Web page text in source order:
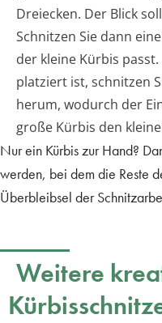
Dreiecken. Der Blick
Schnitzen Sie dann
der kleine Kürbis
platziert ist, schnitzen
herum, wodurch der
große Kürbis den
Nur ein Kürbis zur Hand?
werden, bei dem die Reste
Überbleibsel der
Weitere